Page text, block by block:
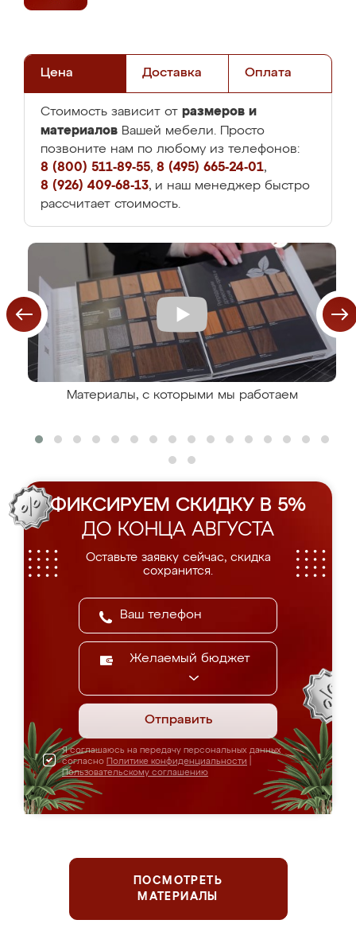
Цена Доставка Оплата
Стоимость зависит от размеров и
материалов Вашей мебели. Просто
позвоните нам по любому из телефонов:
8 (800) 511-89-55, 8 (495) 665-24-01,
8 (926) 409-68-13, и наш менеджер быстро
рассчитает стоимость.
Материалы, с которыми мы работаем
ФИКСИРУЕМ СКИДКУ В 5%
ДО КОНЦА АВГУСТА
Оставьте заявку сейчас, скидка
сохранится.
Желаемый бюджет
Отправить
Я соглашаюсь на передачу персональных данных
согласно Политике конфиденциальности
Пользовательскому соглашению
ПОСМОТРЕТЬ
МАТЕРИАЛЫ